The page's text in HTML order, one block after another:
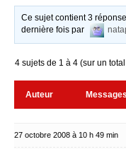
Ce sujet contient 3
dernière fois par
4 sujets de 1 à 4 (sur un
Auteur Messages
27 octobre 2008 à 10 h 49 min